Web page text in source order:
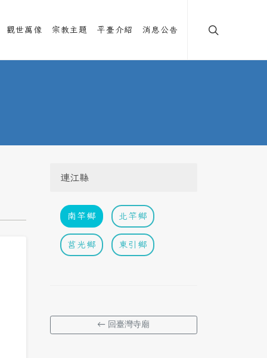
觀世萬像 宗教主題 平臺介紹 消息公告
連江縣
南竿鄉 北竿鄉
莒光鄉 東引鄉
← 回臺灣寺廟